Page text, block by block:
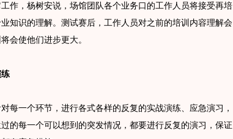
，杨树安说，场馆团队各个业务口的工作人员将接受再培
知识的理解。测试赛后，工作人员对之前的培训内容理解会
会使他们进步更大。
一个环节，进行各式各样的反复的实战演练、应急演习，
的每一个可以想到的突发情况，都要进行反复的演习，保证